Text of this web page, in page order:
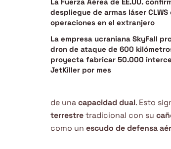
La Fuerza Aérea de EE.UU.
despliegue de armas láser CLWS
operaciones en el extranjero
La empresa ucraniana SkyFall
dron de ataque de 600
proyecta fabricar 50.000
JetKiller por mes
de unacapacidad dual. Esto
terrestretradicional con su
como un escudo de defensa